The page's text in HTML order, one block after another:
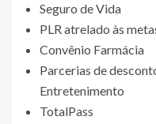
Seguro de Vida
PLR atrelado às
Convênio Farmácia
Parcerias de
Entretenimento
TotalPass